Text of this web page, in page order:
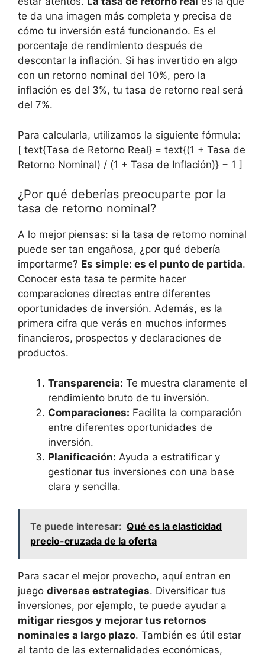
te da una imagen más ‌completa y precisa de​
cómo tu ⁣inversión está funcionando. Es el
porcentaje de rendimiento después de
descontar la⁤ inflación. Si has ​invertido en algo
con‍ un ‌retorno nominal del 10%, pero la
inflación es del 3%, tu tasa‌ de retorno real será
del 7%.
Para calcularla, utilizamos la siguiente fórmula:
[ text{Tasa de Retorno Real} = text{(1 + Tasa de
Retorno Nominal) / (1 + Tasa de Inflación)} − 1 ]
¿Por qué deberías preocuparte por la
tasa de retorno⁣ nominal?
A lo mejor piensas:‍ si la tasa de retorno nominal
puede ser tan ‌engañosa, ¿por ⁢qué debería
importarme? Es simple: ‌es el punto de partida.
Conocer ⁤esta tasa ⁢te permite hacer
comparaciones ⁢directas ⁢entre diferentes
oportunidades de inversión. Además, ⁤es la
primera cifra que verás en muchos ⁣informes
financieros, ‍prospectos y declaraciones de
⁢productos.
Transparencia: Te muestra claramente⁤ el
rendimiento bruto⁢ de tu inversión.
Comparaciones: Facilita la comparación
entre diferentes oportunidades de
inversión.
Planificación: Ayuda⁤ a estratificar y
gestionar tus inversiones con ​una base‍
clara y‍ sencilla.
Te puede interesar: Qué es la elasticidad
precio-cruzada de la oferta
Para sacar el mejor provecho, aquí‍ entran ‌en
juego diversas estrategias. Diversificar‍ tus‌
inversiones, por ejemplo, te puede ‌ayudar a
mitigar riesgos y mejorar ⁢tus retornos
nominales ⁤a⁣ largo plazo. También es ‍útil​ estar
al tanto de las externalidades ⁤económicas,